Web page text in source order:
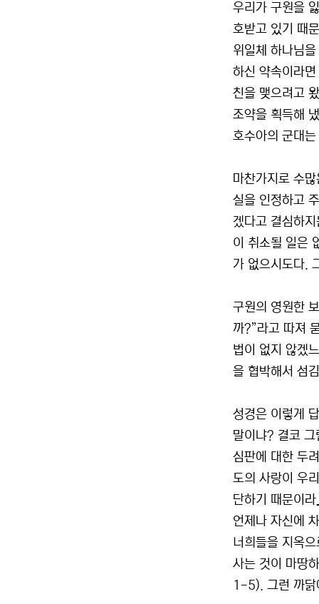
우리가 구원을
호받고 있기 때
위일체 하나님
하신 약속이라
친을 맺으려고
조약을 획득해
호수아의 군대
마찬가지로 수
실을 인정하고
겠다고 결심하
이 취소될 일은
가 없으시도다.
구원의 영원한
까?”라고 따져
법이 없지 않겠
을 협박해서 섬
성경은 이렇게
말이냐? 결코
심판에 대한 두
도의 사랑이 우
단하기 때문이
언제나 자신에
너희들을 지옥
사는 것이 마땅
1-5). 그런 까닭